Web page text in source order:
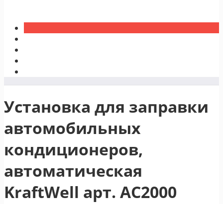
Установка для заправки
автомобильных
кондиционеров,
автоматическая
KraftWell арт. AC2000